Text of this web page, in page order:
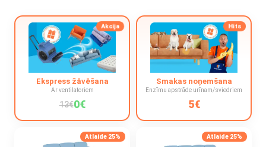
Akcija
Ekspress žāvēšana
Ar ventilatoriem
13€0€
Hits
Smakas noņemšana
Enzīmu apstrāde urīnam/sviedriem
5€
Atlaide 25% Atlaide 25%